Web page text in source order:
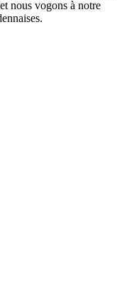
nous vogons à notre